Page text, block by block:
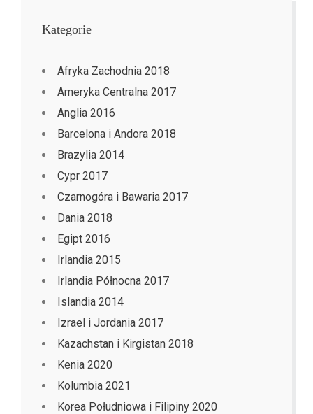
Kategorie
Afryka Zachodnia 2018
Ameryka Centralna 2017
Anglia 2016
Barcelona i Andora 2018
Brazylia 2014
Cypr 2017
Czarnogóra i Bawaria 2017
Dania 2018
Egipt 2016
Irlandia 2015
Irlandia Północna 2017
Islandia 2014
Izrael i Jordania 2017
Kazachstan i Kirgistan 2018
Kenia 2020
Kolumbia 2021
Korea Południowa i Filipiny 2020